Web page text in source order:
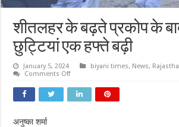
शीतलहर के बढ़ते प्रकोप के
छुट्टियां एक हफ्ते बढ़ी
January 5, 2024 biyani times, News,
Comments Offon
के
बढ़ते
प्रकोप
अनुष्का शर्मा